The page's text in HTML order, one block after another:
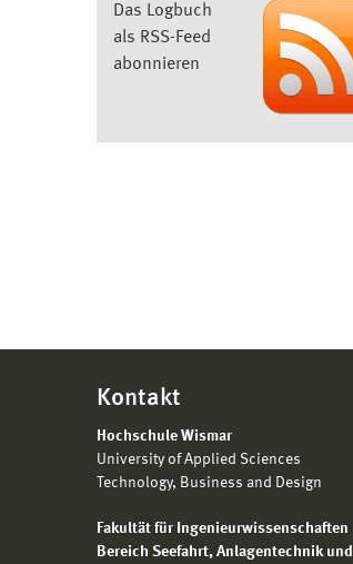
Das Logbuch
als RSS-Feed
abonnieren
Kontakt
Hochschule Wismar
University of Applied Sciences
Technology, Business and Design
Fakultät für Ingenieurwissenschaften
Bereich Seefahrt, Anlagentechnik und